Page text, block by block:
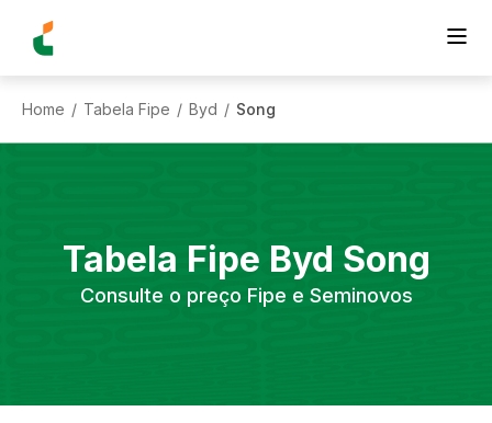
Home / Tabela Fipe / Byd / Song
Tabela Fipe Byd Song
Consulte o preço Fipe e Seminovos